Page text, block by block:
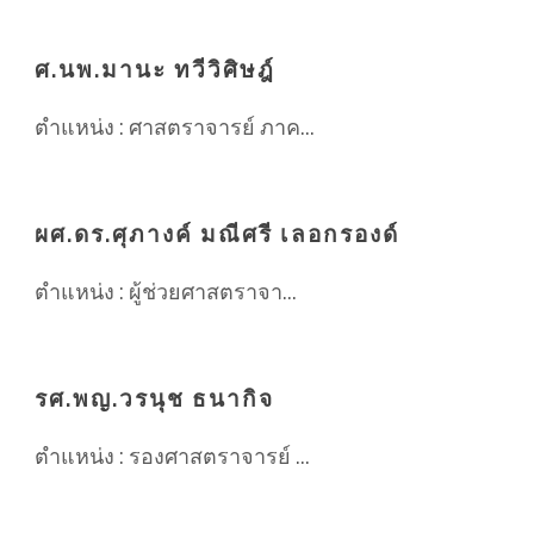
ศ.นพ.มานะ ทวีวิศิษฎ์
ตำแหน่ง : ศาสตราจารย์ ภาค...
ผศ.ดร.ศุภางค์ มณีศรี เลอกรองด์
ตำแหน่ง : ผู้ช่วยศาสตราจา...
รศ.พญ.วรนุช ธนากิจ
ตำแหน่ง : รองศาสตราจารย์ ...